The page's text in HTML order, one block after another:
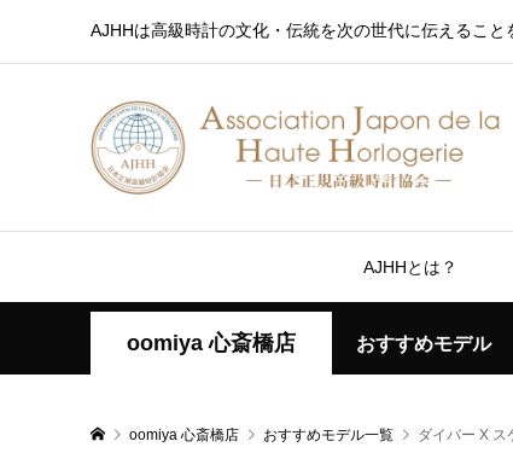
AJHHは高級時計の文化・伝統を次の世代に伝えるこ
AJHHとは？
oomiya 心斎橋店 おすすめモデル
oomiya 心斎橋店 おすすめモデル一覧 ダイバー X ス